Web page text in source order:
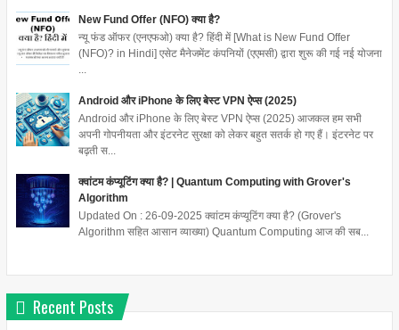
New Fund Offer (NFO) क्या है?
न्यू फंड ऑफर (एनएफओ) क्या है? हिंदी में [What is New Fund Offer
(NFO)? in Hindi] एसेट मैनेजमेंट कंपनियों (एएमसी) द्वारा शुरू की गई नई योजना
...
Android और iPhone के लिए बेस्ट VPN ऐप्स (2025)
Android और iPhone के लिए बेस्ट VPN ऐप्स (2025) आजकल हम सभी
अपनी गोपनीयता और इंटरनेट सुरक्षा को लेकर बहुत सतर्क हो गए हैं। इंटरनेट पर
बढ़ती स...
क्वांटम कंप्यूटिंग क्या है? | Quantum Computing with Grover's
Algorithm
Updated On : 26-09-2025 क्वांटम कंप्यूटिंग क्या है? (Grover's
Algorithm सहित आसान व्याख्या) Quantum Computing आज की सब...
Recent Posts